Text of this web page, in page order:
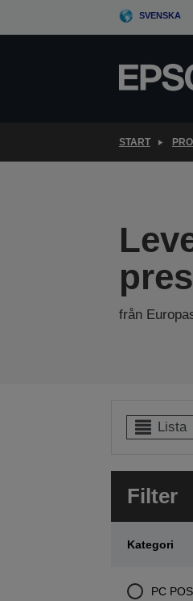
SVENSKA
START
från
Lista
Filter
Kategori
PC